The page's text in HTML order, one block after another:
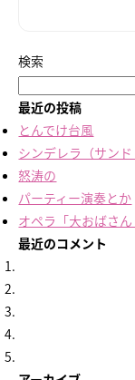
検索
最近の投稿
とんでけ台風
シンデレラ（サン
怒涛の
パーティー演奏とか
オペラ「大おばさ
最近のコメント